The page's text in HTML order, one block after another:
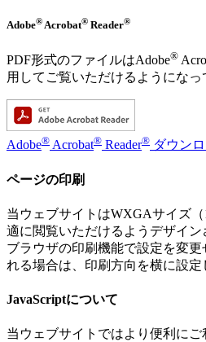
Adobe® Acrobat® Reader®
PDF形式のファイルはAdobe®
用してご覧いただけるようになっ
Adobe® Acrobat® Reader® ダウン
ページの印刷
当ウェブサイトはWXGAサイズ
適に閲覧いただけるようデザイン
ブラウザの印刷機能で設定を変
れる場合は、印刷方向を横に設定
JavaScriptについて
当ウェブサイトではより便利にご